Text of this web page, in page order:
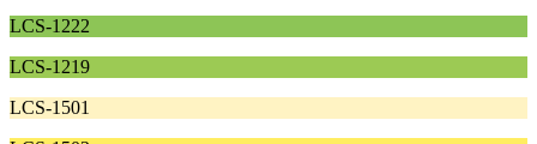
LCS-1222
LCS-1219
LCS-1501